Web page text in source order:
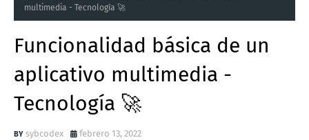
multimedia - Tecnología 🚀
Funcionalidad básica de un
aplicativo multimedia -
Tecnología 🚀
sybcodex febrero 13, 2022